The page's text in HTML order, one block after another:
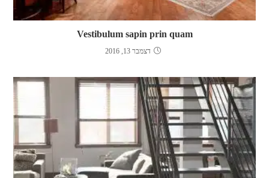
Vestibulum sapin prin quam
דצמבר 13, 2016